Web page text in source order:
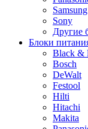
Samsung
Sony
Другие
Блоки
Black &
Bosch
DeWalt
Festool
Hilti
Hitachi
Makita